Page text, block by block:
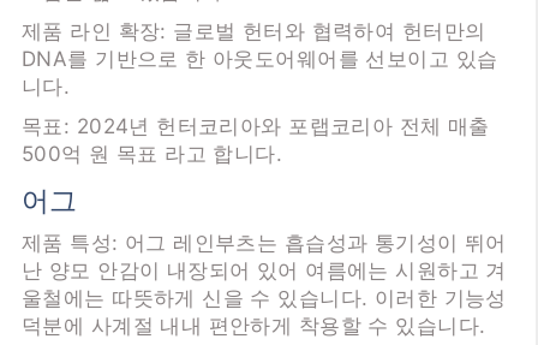
제품 라인 확장: 글로벌 헌터와 협력하여 헌터만의
DNA를 기반으로 한 아웃도어웨어를 선보이고 있습
니다.
목표: 2024년 헌터코리아와 포랩코리아 전체 매출
500억 원 목표 라고 합니다.
어그
제품 특성: 어그 레인부츠는 흡습성과 통기성이 뛰어
난 양모 안감이 내장되어 있어 여름에는 시원하고 겨
울철에는 따뜻하게 신을 수 있습니다. 이러한 기능성
덕분에 사계절 내내 편안하게 착용할 수 있습니다.